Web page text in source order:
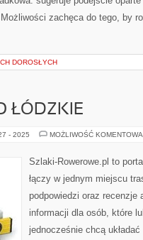
zachęca do tego, by
DOROSŁYCH
ŁÓDZKIE
- 2025 MOŻLIWOŚĆ
Szlaki-Rowerowe.pl to
łączy w jednym miejscu
podpowiedzi oraz recenzje
informacji dla osób, które
jednocześnie chcą